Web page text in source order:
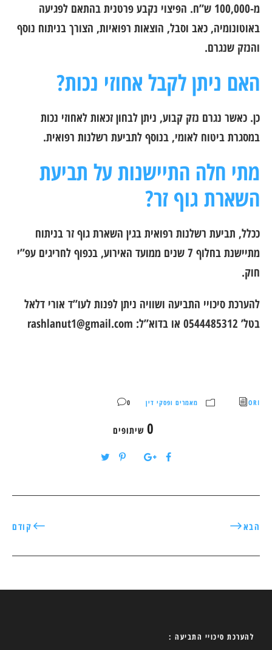
מ-100,000 ש”ח. הפיצוי נקבע פרטנית בהתאם לפגיעה
באוטונומיה, כאב וסבל, הוצאות רפואיות, הצורך בניתוח נוסף
והנזק שנגרם.
האם ניתן לקבל אחוזי נכות?
כן. כאשר נגרם נזק קבוע, ניתן לבחון זכאות לאחוזי נכות
במסגרת ביטוח לאומי, בנוסף לתביעת רשלנות רפואית.
מתי חלה התיישנות על תביעת
השארת גוף זר?
ככלל, תביעת רשלנות רפואית בגין השארת גוף זר בניתוח
מתיישנת בחלוף 7 שנים ממועד האירוע, בכפוף לחריגים עפ”י
חוק.
להערכת סיכויי התביעה ושוויה ניתן לפנות לעו”ד אורי דלאל
בטל’ 0544485312 או בדוא”ל:
rashlanut1@gmail.com
ORI מאמרים ופסקי דין 0
0 שיתופים
קודם הבא
להערכת סיכויי התביעה :